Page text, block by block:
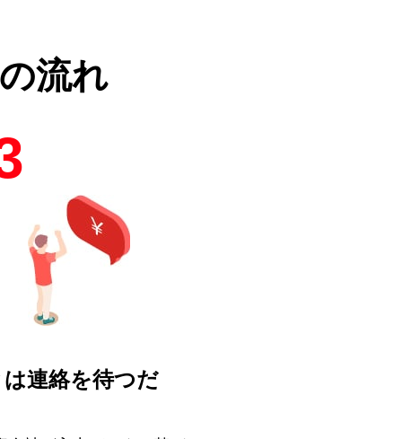
流れ
連絡を待つだ